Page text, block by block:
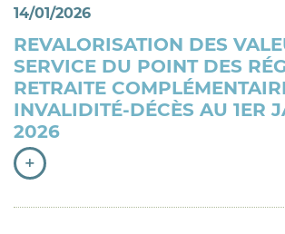
14/01/2026
REVALORISATION DES
SERVICE DU POINT DES
RETRAITE
INVALIDITÉ-DÉCÈS AU 1ER
2026
+